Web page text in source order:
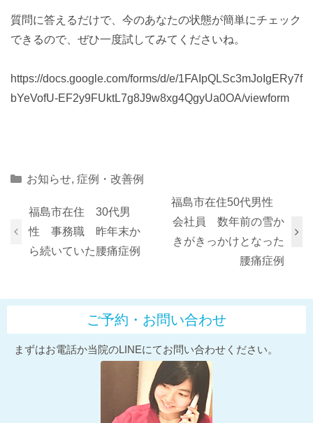
質問に答えるだけで、今のあなたの状態が簡単にチェック
できるので、ぜひ一度試してみてくださいね。
https://docs.google.com/forms/d/e/1FAIpQLSc3mJoIgERy7f
bYeVofU-EF2y9FUktL7g8J9w8xg4QgyUa0OA/viewform
Categories
お知らせ, 症例・改善例
福島市在住 30代男
性 事務職 昨年末か
ら続いていた腰痛症例
福島市在住50代男性
会社員 数年前の雪か
きがきっかけとなった
腰痛症例
ご予約・お問い合わせ
まずはお電話か当院のLINEにてお問い合わせください。